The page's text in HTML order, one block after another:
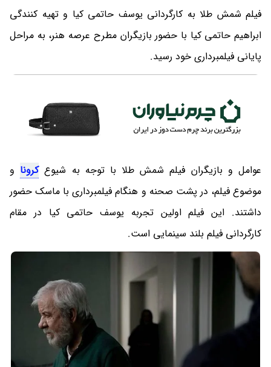
فیلم شمش طلا به کارگردانی یوسف حاتمی کیا و تهیه کنندگی
ابراهیم حاتمی کیا با حضور بازیگران مطرح عرصه هنر، به مراحل
پایانی فیلمبرداری خود رسید.
عوامل و بازیگران فیلم شمش طلا با توجه به شیوعکرونا و
موضوع فیلم، در پشت صحنه و هنگام فیلمبرداری با ماسک حضور
داشتند. این فیلم اولین تجربه یوسف حاتمی کیا در مقام
کارگردانی فیلم بلند سینمایی است.